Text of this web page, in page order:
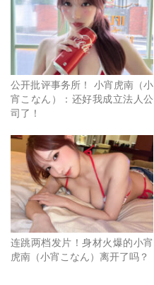
公开批评事务所！ 小宵虎南（小
宵こなん）：还好我成立法人公
司了！
连跳两档发片！身材火爆的小宵
虎南（小宵こなん）离开了吗？